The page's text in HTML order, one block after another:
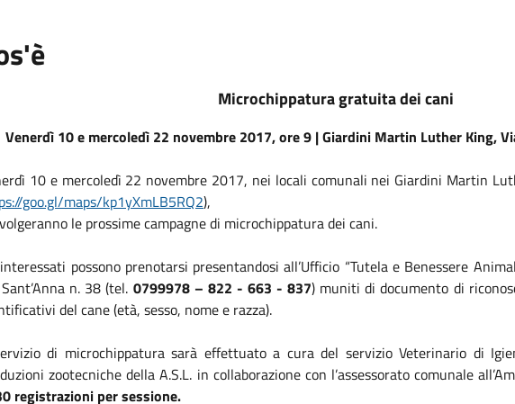
Microchippatura gratuita dei cani
Venerdì 10 e mercoledì 22 novembre 2017, ore 9 | Giardini Martin Luther King,
10 e mercoledì 22 novembre 2017, nei locali comunali nei Giardini Martin
goo.gl/maps/kp1yXmLB5RQ2),
le prossime campagne di microchippatura dei cani.
possono prenotarsi presentandosi all’Ufficio “Tutela e Benessere
n. 38 (tel. 0799978 – 822 - 663 - 837) muniti di documento di
del cane (età, sesso, nome e razza).
di microchippatura sarà effettuato a cura del servizio Veterinario di
zootecniche della A.S.L. in collaborazione con l’assessorato comunale
registrazioni per sessione.